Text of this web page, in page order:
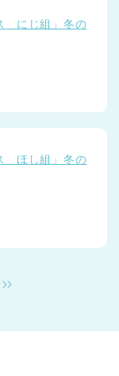
神奈川県 全域
千葉県 全域
にじ組」冬の
ほし組」冬の